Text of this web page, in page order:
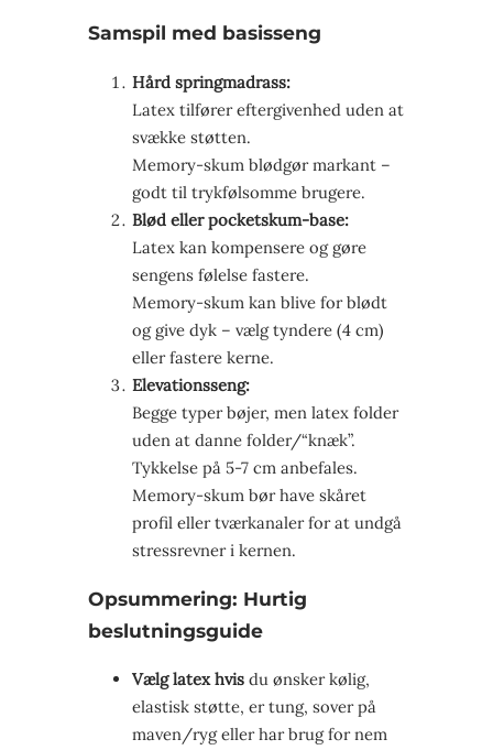
Samspil med basisseng
Hård springmadrass:
Latex tilfører eftergivenhed uden at
svække støtten.
Memory-skum blødgør markant –
godt til tryk­følsomme brugere.
Blød eller pocketskum-base:
Latex kan kompensere og gøre
sengens følelse fastere.
Memory-skum kan blive for blødt
og give dyk – vælg tyndere (4 cm)
eller fastere kerne.
Elevationsseng:
Begge typer bøjer, men latex folder
uden at danne folder/“knæk”.
Tykkelse på 5-7 cm anbefales.
Memory-skum bør have skåret
profil eller tvær­kanaler for at undgå
stressrevner i kernen.
Opsummering: Hurtig
beslutnings­guide
Vælg latex hvis du ønsker kølig,
elastisk støtte, er tung, sover på
maven/ryg eller har brug for nem